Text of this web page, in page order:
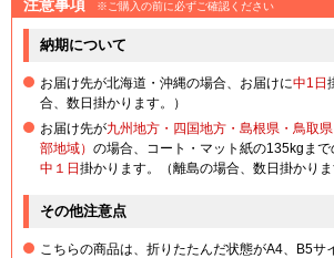
注意事項 ※ご購入の前に必ずご確認ください
納期について
お届け先が北海道・沖縄の場合、お届けに中1日
合、数日掛かります。）
お届け先が九州地方・四国地方・島根県・鳥取
部地域） の場合、コート・マット紙の135kgま
中１日 掛かります。（離島の場合、数日掛かりま
その他注意点
こちらの商品は、折りたたんだ状態がA4、B5サ